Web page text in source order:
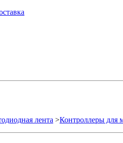
лента >Контроллеры для